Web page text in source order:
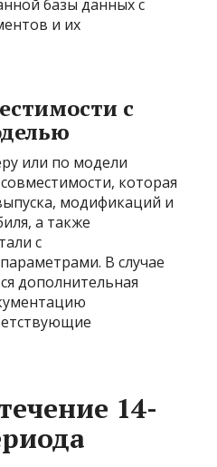
базы данных с
и их
с
или по модели
которая
модификаций и
а также
с
В случае
дополнительная
14-